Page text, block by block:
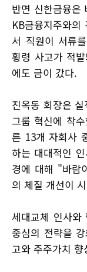
반면 신한금융은
KB금융지주와의
서 직원이 서류
횡령 사고가 적
에도 금이 갔다​.
진옥동 회장은
그룹 혁신에 착
른 13개 자회사
하는 대대적인
경에 대해 "바람
의 체질 개선이
세대교체 인사와
중심의 전략을
고와 주주가치